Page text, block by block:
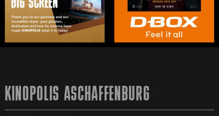
KINOPOLIS ASCHAFFENBURG